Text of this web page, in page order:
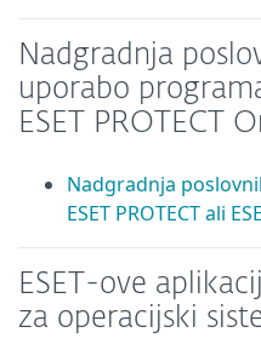
Nadgradnja
uporabo
ESET PROTECT
Nadgradnja
ESET PROTECT ali
ESET-ove
za operacijski